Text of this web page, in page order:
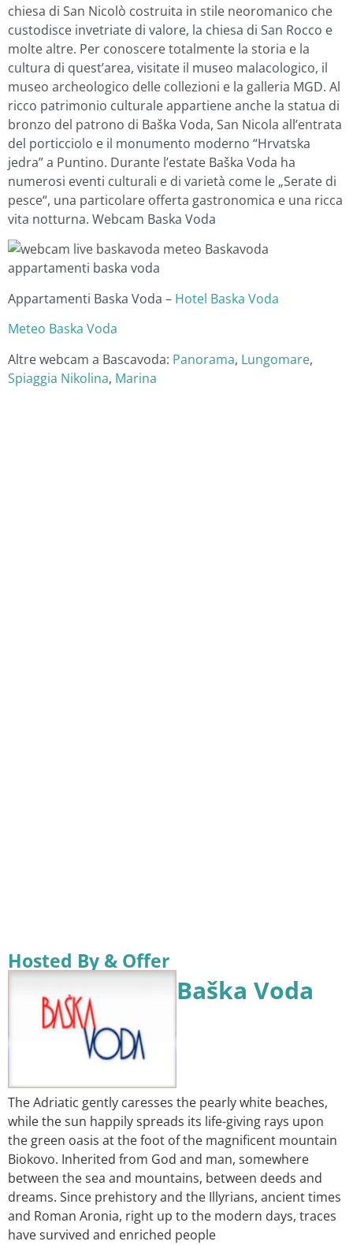
chiesa di San Nicolò costruita in stile neoromanico che
custodisce invetriate di valore, la chiesa di San Rocco e
molte altre. Per conoscere totalmente la storia e la
cultura di quest’area, visitate il museo malacologico, il
museo archeologico delle collezioni e la galleria MGD. Al
ricco patrimonio culturale appartiene anche la statua di
bronzo del patrono di Baška Voda, San Nicola all’entrata
del porticciolo e il monumento moderno “Hrvatska
jedra” a Puntino. Durante l’estate Baška Voda ha
numerosi eventi culturali e di varietà come le „Serate di
pesce“, una particolare offerta gastronomica e una ricca
vita notturna. Webcam Baska Voda
Appartamenti Baska Voda – Hotel Baska Voda
Meteo Baska Voda
Altre webcam a Bascavoda: Panorama, Lungomare,
Spiaggia Nikolina, Marina
Hosted By & Offer
Baška Voda
The Adriatic gently caresses the pearly white beaches,
while the sun happily spreads its life-giving rays upon
the green oasis at the foot of the magnificent mountain
Biokovo. Inherited from God and man, somewhere
between the sea and mountains, between deeds and
dreams. Since prehistory and the Illyrians, ancient times
and Roman Aronia, right up to the modern days, traces
have survived and enriched people